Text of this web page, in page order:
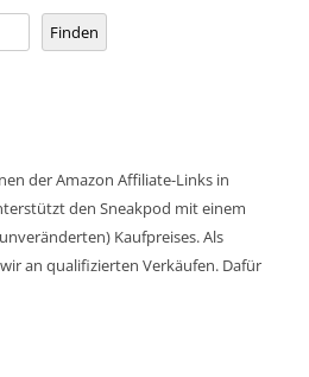
Finden
der Amazon Affiliate-Links in
den Sneakpod mit einem
Kaufpreises. Als
an qualifizierten Verkäufen. Dafür